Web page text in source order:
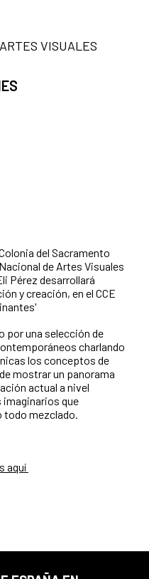
del Sacramento
de Artes Visuales
Pérez desarrollará
y creación, en el CCE
por una selección de
charlando
los conceptos de
mostrar un panorama
actual a nivel
que
todo mezclado.
aquí
VISUALES